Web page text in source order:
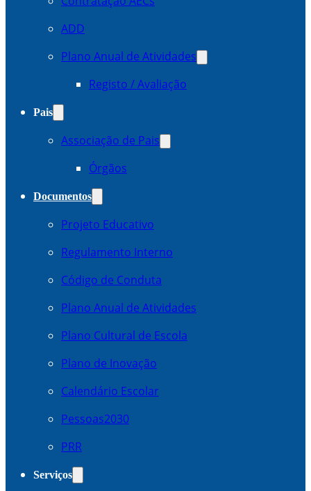
ADD
Plano Anual de Atividades
Registo / Avaliação
Pais
Associação de Pais
Órgãos
Documentos
Projeto Educativo
Regulamento Interno
Código de Conduta
Plano Anual de Atividades
Plano Cultural de Escola
Plano de Inovação
Calendário Escolar
Pessoas2030
PRR
Serviços